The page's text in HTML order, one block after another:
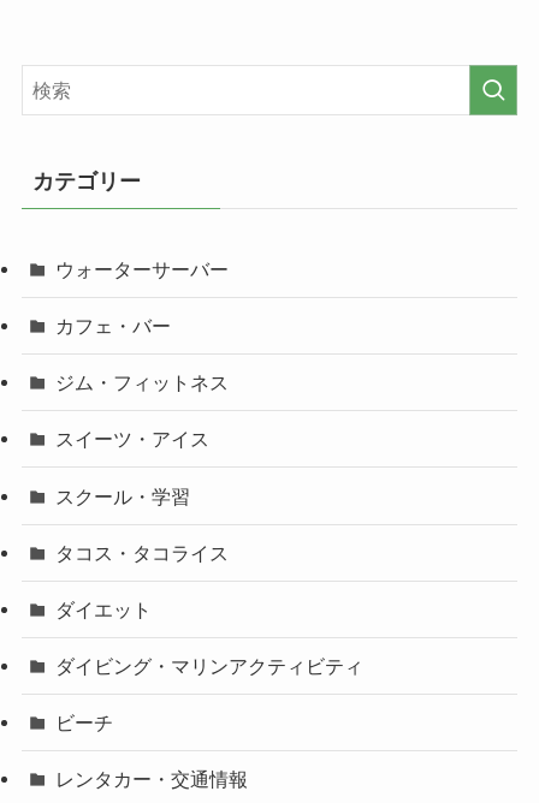
カテゴリー
ウォーターサーバー
カフェ・バー
ジム・フィットネス
スイーツ・アイス
スクール・学習
タコス・タコライス
ダイエット
ダイビング・マリンアクティビティ
ビーチ
レンタカー・交通情報